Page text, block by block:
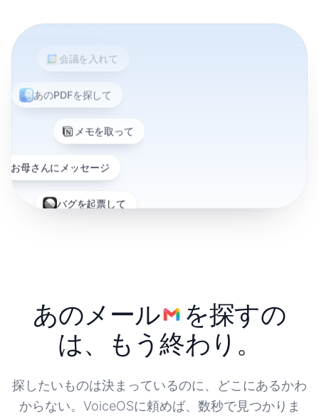
デイリーノートを追加
Mayaに返信して
あの資料
を探すのは、
もう終わり。
探したいものは決まっているのに、どこにあるかわ
からない。VoiceOSに頼めば、数秒で見つかりま